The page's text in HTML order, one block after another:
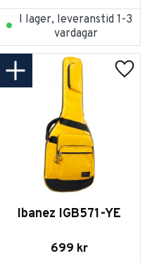
I lager, leveranstid 1-3
vardagar
till i favoriter
Ibanez IGB571-YE
699 kr